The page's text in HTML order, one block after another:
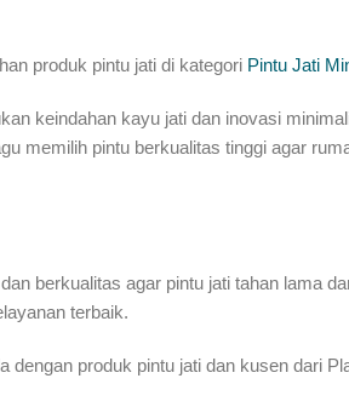
produk pintu jati di kategori Pintu Jati
keindahan kayu jati dan inovasi
memilih pintu berkualitas tinggi agar
berkualitas agar pintu jati tahan lama
terbaik.
dengan produk pintu jati dan kusen dari